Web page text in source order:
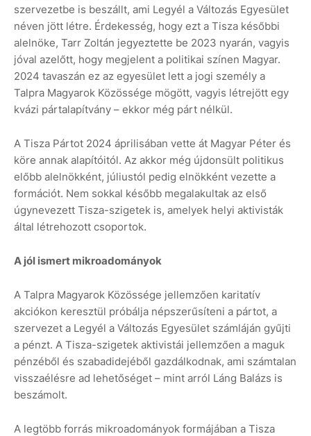
szervezetbe is beszállt, ami Legyél a Változás Egyesület
néven jött létre. Érdekesség, hogy ezt a Tisza későbbi
alelnöke, Tarr Zoltán jegyeztette be 2023 nyarán, vagyis
jóval azelőtt, hogy megjelent a politikai színen Magyar.
2024 tavaszán ez az egyesület lett a jogi személy a
Talpra Magyarok Közössége mögött, vagyis létrejött egy
kvázi pártalapítvány – ekkor még párt nélkül.
A Tisza Pártot 2024 áprilisában vette át Magyar Péter és
köre annak alapítóitól. Az akkor még újdonsült politikus
előbb alelnökként, júliustól pedig elnökként vezette a
formációt. Nem sokkal később megalakultak az első
úgynevezett Tisza-szigetek is, amelyek helyi aktivisták
által létrehozott csoportok.
A jól ismert mikroadományok
A Talpra Magyarok Közössége jellemzően karitatív
akciókon keresztül próbálja népszerűsíteni a pártot, a
szervezet a Legyél a Változás Egyesület számláján gyűjti
a pénzt. A Tisza-szigetek aktivistái jellemzően a maguk
pénzéből és szabadidejéből gazdálkodnak, ami számtalan
visszaélésre ad lehetőséget – mint arról Láng Balázs is
beszámolt.
A legtöbb forrás mikroadományok formájában a Tisza